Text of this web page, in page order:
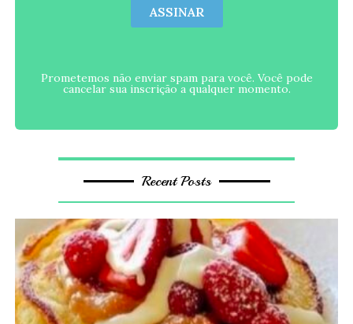
ASSINAR
Prometemos não enviar spam para você. Você pode
cancelar sua inscrição a qualquer momento.
Recent Posts